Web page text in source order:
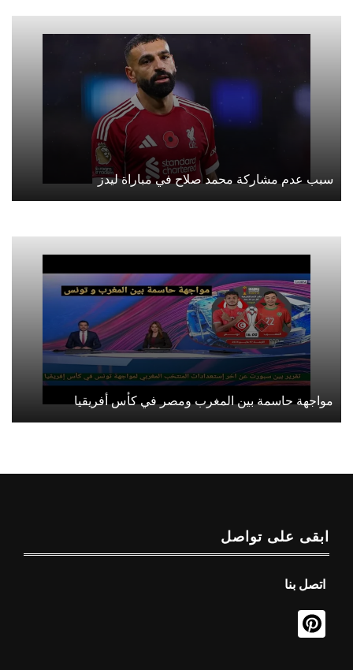
سبب عدم مشاركة محمد صلاح في مباراة ليدز
مواجهة حاسمة بين المغرب ومصر في كأس أفريقيا
ابقى على تواصل
اتصل بنا